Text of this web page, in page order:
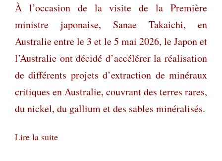
À l’occasion de la visite de la Première
ministre japonaise, Sanae Takaichi, en
Australie entre le 3 et le 5 mai 2026, le Japon et
l’Australie ont décidé d’accélérer la réalisation
de différents projets d’extraction de minéraux
critiques en Australie, couvrant des terres rares,
du nickel, du gallium et des sables minéralisés.
Lire la suite